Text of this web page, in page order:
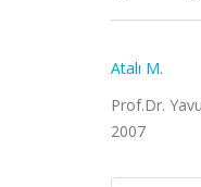
Atalı M.
Prof.Dr.
2007